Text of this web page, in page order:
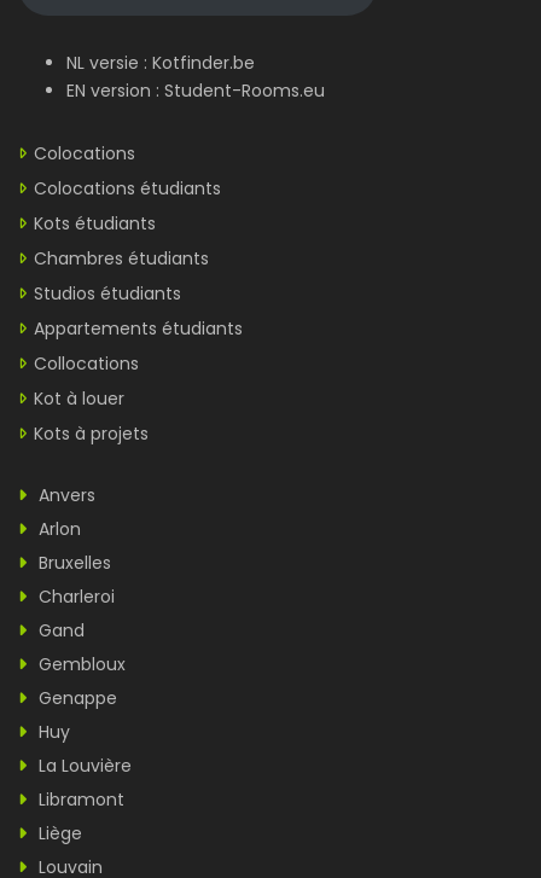
NL versie : Kotfinder.be
EN version : Student-Rooms.eu
Colocations
Colocations étudiants
Kots étudiants
Chambres étudiants
Studios étudiants
Appartements étudiants
Collocations
Kot à louer
Kots à projets
Anvers
Arlon
Bruxelles
Charleroi
Gand
Gembloux
Genappe
Huy
La Louvière
Libramont
Liège
Louvain